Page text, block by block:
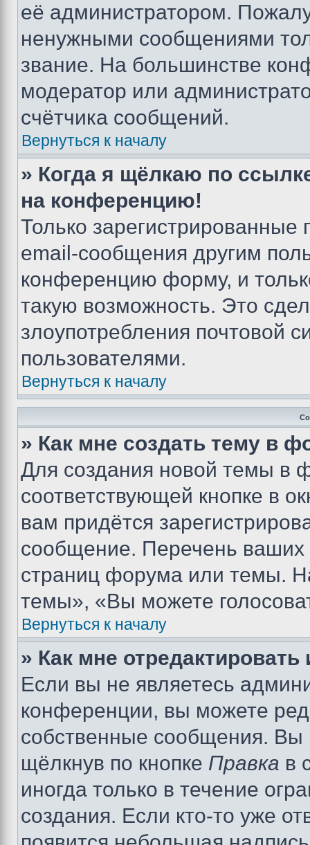
её администратором.
ненужными сообщениями
звание. На большинстве
модератор или
счётчика сообщений.
Вернуться к началу
» Когда я щёлкаю по
на конференцию!
Только зарегистрированные
email-сообщения другим
конференцию форму, и
такую возможность. Это
злоупотребления почтовой
пользователями.
Вернуться к началу
» Как мне создать тему в
Для создания новой темы в
соответствующей кнопке в
вам придётся
сообщение. Перечень ваших
страниц форума или темы.
темы», «Вы можете
Вернуться к началу
» Как мне
Если вы не являетесь
конференции, вы можете
собственные сообщения. Вы
щёлкнув по кнопке Правка в
иногда только в течение
создания. Если кто-то уже